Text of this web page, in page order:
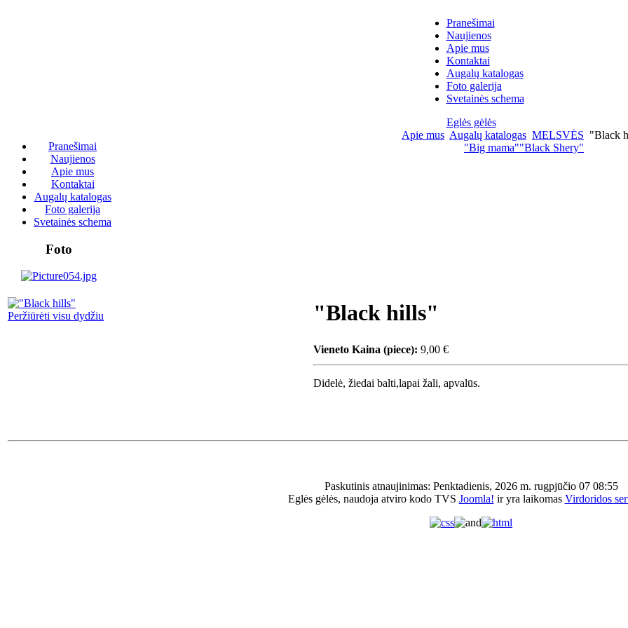
Pranešimai
Naujienos
Apie mus
Kontaktai
Augalų katalogas
Foto galerija
Svetainės schema
Eglės gėlės
Pranešimai
Naujienos
Apie mus
Kontaktai
Augalų katalogas
Foto galerija
Svetainės schema
Foto
Apie mus Augalų katalogas MELSVĖS "Black
"Big mama""Black Shery"
Peržiūrėti visu dydžiu "Black hills"
Vieneto Kaina (piece): 9,00 €
Didelė, žiedai balti,lapai žali, apvalūs.
Paskutinis atnaujinimas: Penktadienis, 2026 m. rugpjūčio 07 08:55
Eglės gėlės, naudoja atviro kodo TVS Joomla! ir yra laikomas Virdoridos